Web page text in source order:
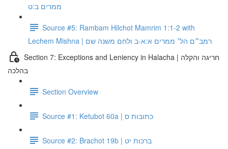
ממרים ב:ט
Source #5: Rambam Hilchot Mamrim 1:1-2 with
Lechem Mishna | רמב״ם הל׳ ממרים א:א-ב ולחם משנה שם
Section 7: Exceptions and Leniency in Halacha | חריגה והקלה
בהלכה
Section Overview
Source #1: Ketubot 60a | כתובות ס
Source #2: Brachot 19b | ברכות יט